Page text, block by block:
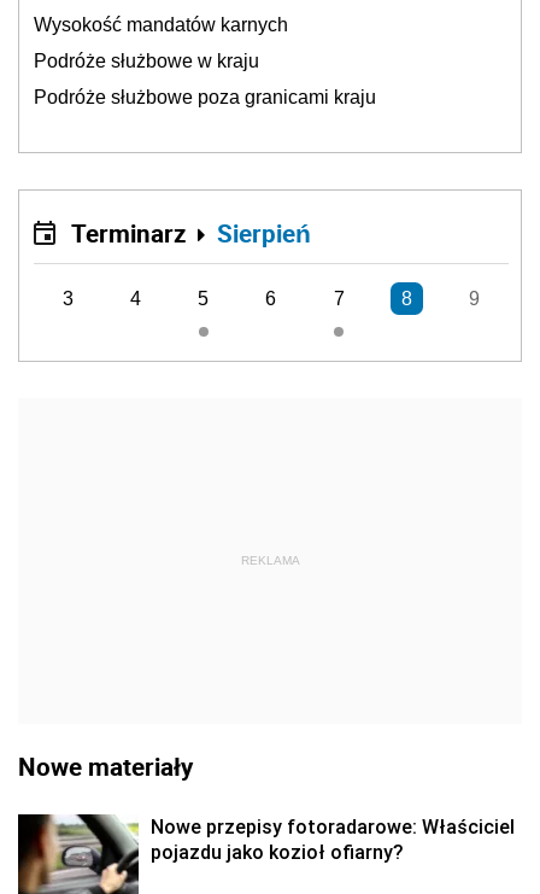
Wysokość mandatów karnych
Podróże służbowe w kraju
Podróże służbowe poza granicami kraju
Terminarz Sierpień
3 4 5 6 7 8 9
REKLAMA
Nowe materiały
Nowe przepisy fotoradarowe: Właściciel
pojazdu jako kozioł ofiarny?